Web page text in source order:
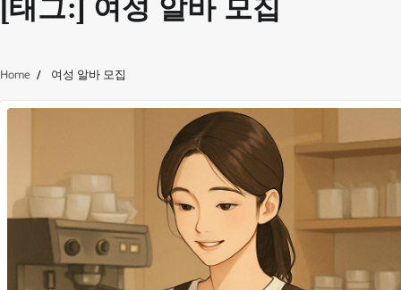
[태그:] 여성 알바 모집
Home 여성 알바 모집